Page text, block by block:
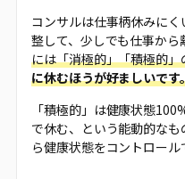
コンサルは仕事柄休みに
整して、少しでも仕事から
には「消極的」「積極的
に休むほうが好ましいです
「積極的」は健康状態
で休む、という能動的な
ら健康状態をコントロール